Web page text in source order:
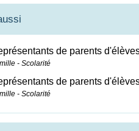
de parents
- Scolarité
de parents
- Scolarité